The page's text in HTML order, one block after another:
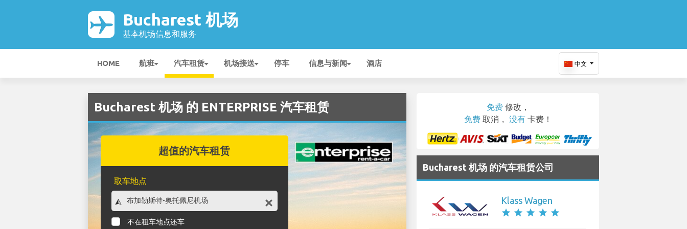
Bucharest 机场
基本机场信息和服务
HOME 航班 汽车租赁 机场接送 停车 信息与新闻 酒店 中文
Bucharest 机场 的 ENTERPRISE 汽车租赁
超值的汽车租赁
取车地点
不在租车地点还车
免费 修改，
免费 取消， 没有 卡费！
Bucharest 机场 的汽车租赁公司
Klass Wagen
star star star star star